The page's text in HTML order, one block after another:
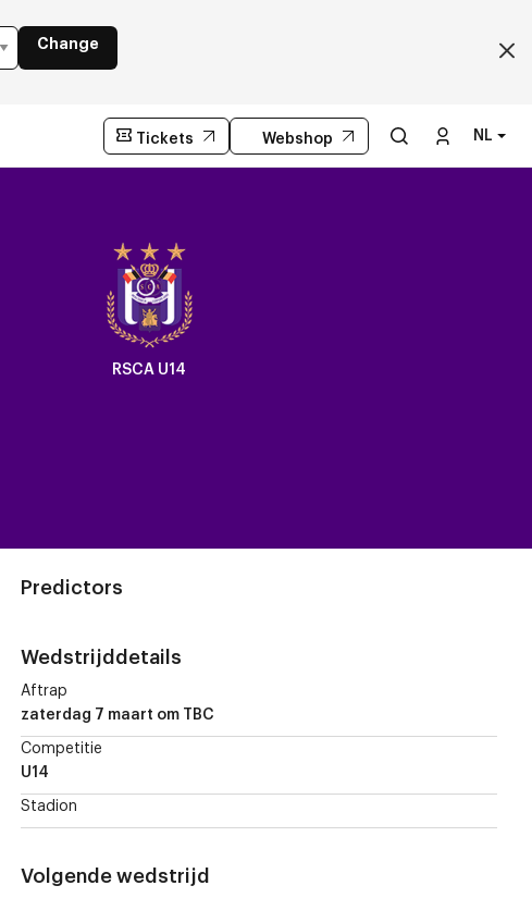
Change
Tickets Webshop NL
Crest
Dark
RSCA U14
Predictors
Wedstrijddetails
Aftrap
zaterdag 7 maart om TBC
Competitie
U14
Stadion
Volgende wedstrijd